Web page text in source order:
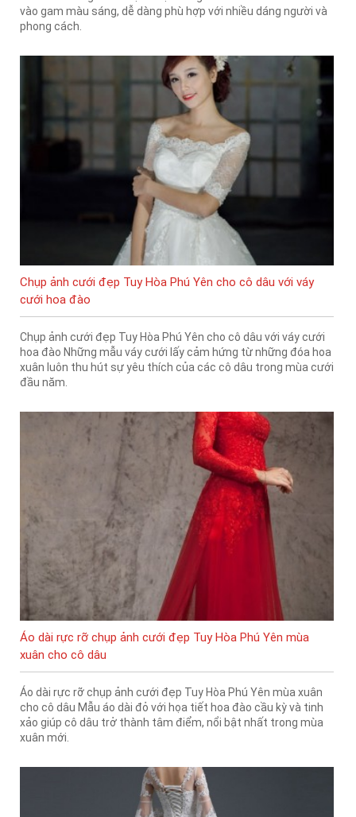
vào gam màu sáng, dễ dàng phù hợp với nhiều dáng người và
phong cách.
Chụp ảnh cưới đẹp Tuy Hòa Phú Yên cho cô dâu với váy
cưới hoa đào
Chụp ảnh cưới đẹp Tuy Hòa Phú Yên cho cô dâu với váy cưới
hoa đào Những mẫu váy cưới lấy cảm hứng từ những đóa hoa
xuân luôn thu hút sự yêu thích của các cô dâu trong mùa cưới
đầu năm.
Áo dài rực rỡ chụp ảnh cưới đẹp Tuy Hòa Phú Yên mùa
xuân cho cô dâu
Áo dài rực rỡ chụp ảnh cưới đẹp Tuy Hòa Phú Yên mùa xuân
cho cô dâu Mẫu áo dài đỏ với họa tiết hoa đào cầu kỳ và tinh
xảo giúp cô dâu trở thành tâm điểm, nổi bật nhất trong mùa
xuân mới.